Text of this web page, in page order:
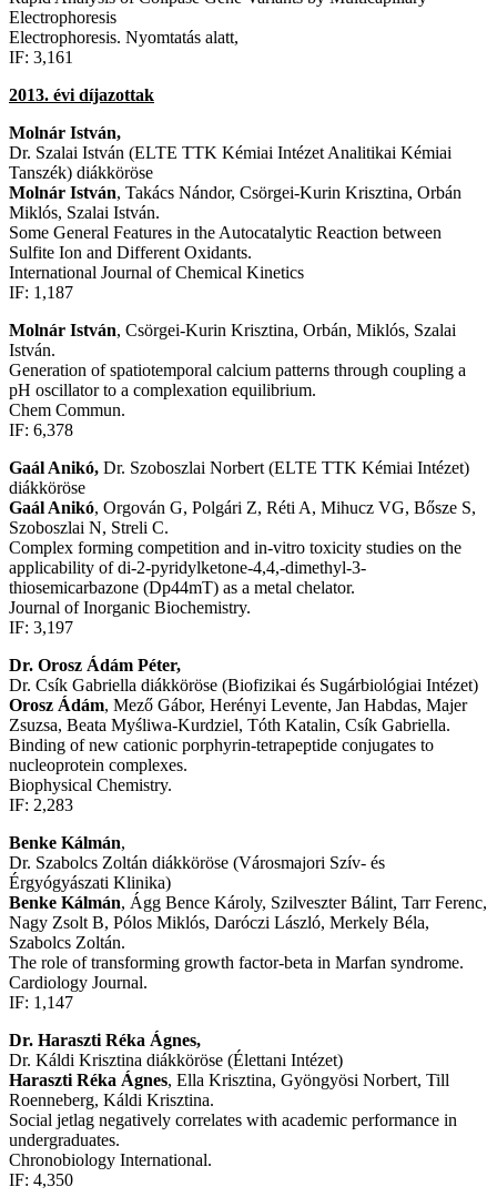
Electrophoresis
Electrophoresis. Nyomtatás alatt,
IF: 3,161
2013. évi díjazottak
Molnár István,
Dr. Szalai István (ELTE TTK Kémiai Intézet Analitikai Kémiai
Tanszék) diákköröse
Molnár István, Takács Nándor, Csörgei-Kurin Krisztina, Orbán
Miklós, Szalai István.
Some General Features in the Autocatalytic Reaction between
Sulfite Ion and Different Oxidants.
International Journal of Chemical Kinetics
IF: 1,187
Molnár István, Csörgei-Kurin Krisztina, Orbán, Miklós, Szalai
István.
Generation of spatiotemporal calcium patterns through coupling a
pH oscillator to a complexation equilibrium.
Chem Commun.
IF: 6,378
Gaál Anikó, Dr. Szoboszlai Norbert (ELTE TTK Kémiai Intézet)
diákköröse
Gaál Anikó, Orgován G, Polgári Z, Réti A, Mihucz VG, Bősze S,
Szoboszlai N, Streli C.
Complex forming competition and in-vitro toxicity studies on the
applicability of di-2-pyridylketone-4,4,-dimethyl-3-
thiosemicarbazone (Dp44mT) as a metal chelator.
Journal of Inorganic Biochemistry.
IF: 3,197
Dr. Orosz Ádám Péter,
Dr. Csík Gabriella diákköröse (Biofizikai és Sugárbiológiai Intézet)
Orosz Ádám, Mező Gábor, Herényi Levente, Jan Habdas, Majer
Zsuzsa, Beata Myśliwa-Kurdziel, Tóth Katalin, Csík Gabriella.
Binding of new cationic porphyrin-tetrapeptide conjugates to
nucleoprotein complexes.
Biophysical Chemistry.
IF: 2,283
Benke Kálmán,
Dr. Szabolcs Zoltán diákköröse (Városmajori Szív- és
Érgyógyászati Klinika)
Benke Kálmán, Ágg Bence Károly, Szilveszter Bálint, Tarr Ferenc,
Nagy Zsolt B, Pólos Miklós, Daróczi László, Merkely Béla,
Szabolcs Zoltán.
The role of transforming growth factor-beta in Marfan syndrome.
Cardiology Journal.
IF: 1,147
Dr. Haraszti Réka Ágnes,
Dr. Káldi Krisztina diákköröse (Élettani Intézet)
Haraszti Réka Ágnes, Ella Krisztina, Gyöngyösi Norbert, Till
Roenneberg, Káldi Krisztina.
Social jetlag negatively correlates with academic performance in
undergraduates.
Chronobiology International.
IF: 4,350